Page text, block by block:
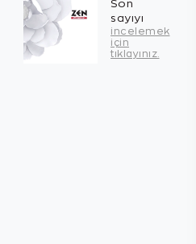
Son
sayıyı
incelemek
için
tıklayınız.